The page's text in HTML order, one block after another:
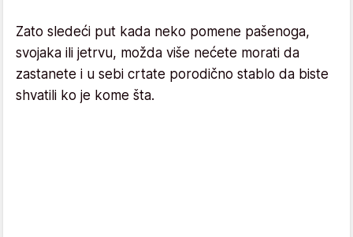
Zato sledeći put kada neko pomene pašenoga,
svojaka ili jetrvu, možda više nećete morati da
zastanete i u sebi crtate porodično stablo da biste
shvatili ko je kome šta.